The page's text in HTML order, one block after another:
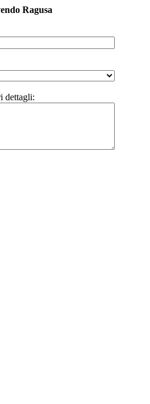
Ragusa
dettagli: